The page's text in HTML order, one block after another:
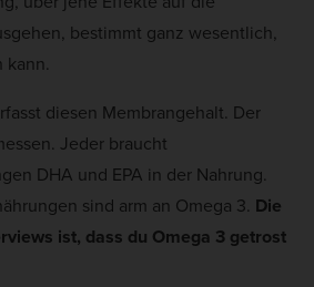
bestimmt ganz wesentlich,
diesen Membrangehalt. Der
Jeder braucht
DHA und EPA in der Nahrung.
sind arm an Omega 3. Die
ist, dass du Omega 3 getrost